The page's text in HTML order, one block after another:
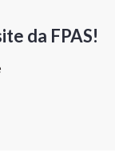
da FPAS!